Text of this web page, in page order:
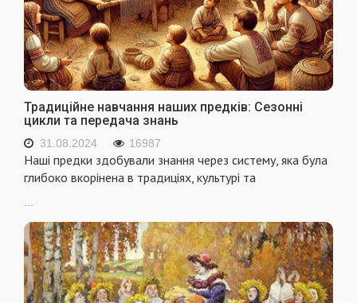
Традиційне навчання наших предків: Сезонні
цикли та передача знань
31.08.2024 16987
Наші предки здобували знання через систему, яка була
глибоко вкорінена в традиціях, культурі та